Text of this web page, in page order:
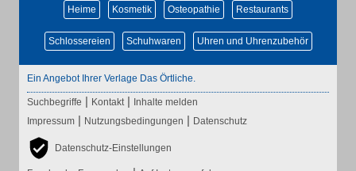
Heime Kosmetik Osteopathie Restaurants
Schlossereien Schuhwaren Uhren und Uhrenzubehör
Ein Angebot Ihrer Verlage Das Örtliche.
Suchbegriffe | Kontakt | Inhalte melden
Impressum | Nutzungsbedingungen | Datenschutz
Datenschutz-Einstellungen